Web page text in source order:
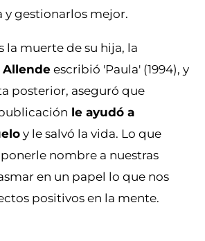
y gestionarlos mejor.
la muerte de su hija, la
Allendeescribió 'Paula' (1994), y
posterior, aseguró que
le ayudó a
y le salvó la vida. Lo que
nombre a nuestras
en un papel lo que nos
positivos en la mente.